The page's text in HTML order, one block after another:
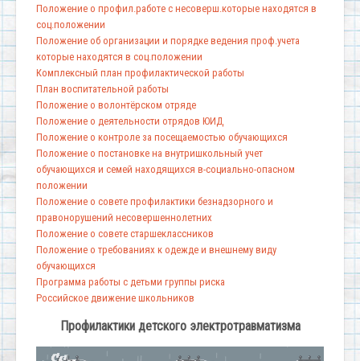
Положение о профил.работе с несоверш.которые находятся в
соц.положении
Положение об организации и порядке ведения проф.учета
которые находятся в соц.положении
Комплексный план профилактической работы
План воспитательной работы
Положение о волонтёрском отряде
Положение о деятельности отрядов ЮИД
Положение о контроле за посещаемостью обучающихся
Положение о постановке на внутришкольный учет
обучающихся и семей находящихся в-социально-опасном
положении
Положение о совете профилактики безнадзорного и
правонорушений несовершеннолетних
Положение о совете старшеклассников
Положение о требованиях к одежде и внешнему виду
обучающихся
Программа работы с детьми группы риска
Российское движение школьников
Профилактики детского электротравматизма